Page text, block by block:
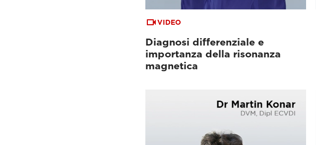
VIDEO
Diagnosi differenziale e
importanza della risonanza
magnetica